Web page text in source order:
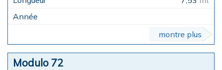
montre plus
Modulo 72